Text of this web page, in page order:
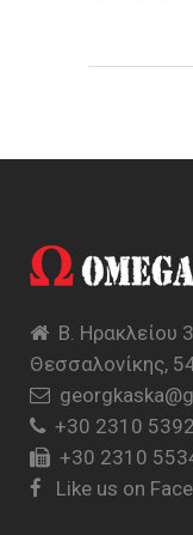
Β. Ηρακλείου
Θεσσαλονίκης,
+30 2310
+30 2310
Like us on